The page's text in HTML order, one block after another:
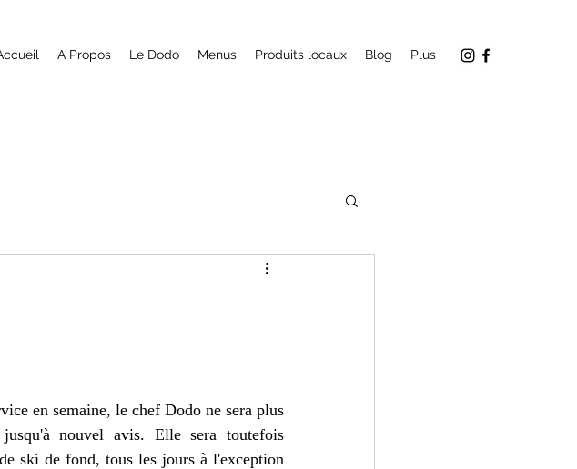
A Propos Le Dodo Menus Produits locaux Blog Plus
en semaine, le chef Dodo ne sera plus
nouvel avis. Elle sera toutefois
ski de fond, tous les jours à l'exception